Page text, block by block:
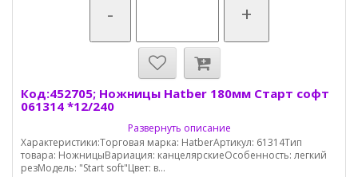
- +
Код:452705; Ножницы Hatber 180мм Старт софт
061314 *12/240
Развернуть описание
Характеристики:Торговая марка: HatberАртикул: 61314Тип
товара: НожницыВариация: канцелярскиеОсобенность: легкий
резМодель: "Start soft"Цвет: в...